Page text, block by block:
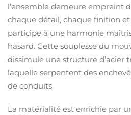
l’ensemble demeure empreint
chaque détail, chaque finition
participe à une harmonie
hasard. Cette souplesse du
dissimule une structure d’acier
laquelle serpentent des
de conduits.
La matérialité est enrichie par